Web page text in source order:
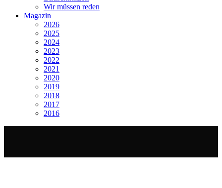
Wir müssen reden
Magazin
2026
2025
2024
2023
2022
2021
2020
2019
2018
2017
2016